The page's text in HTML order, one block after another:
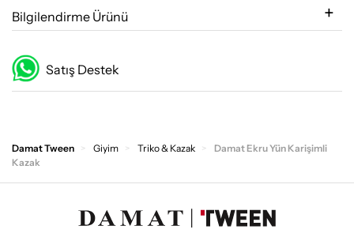
Bilgilendirme Ürünü
Satış Destek
Damat Tween Giyim Triko & Kazak
Damat Ekru Yün Karişimli
Kazak